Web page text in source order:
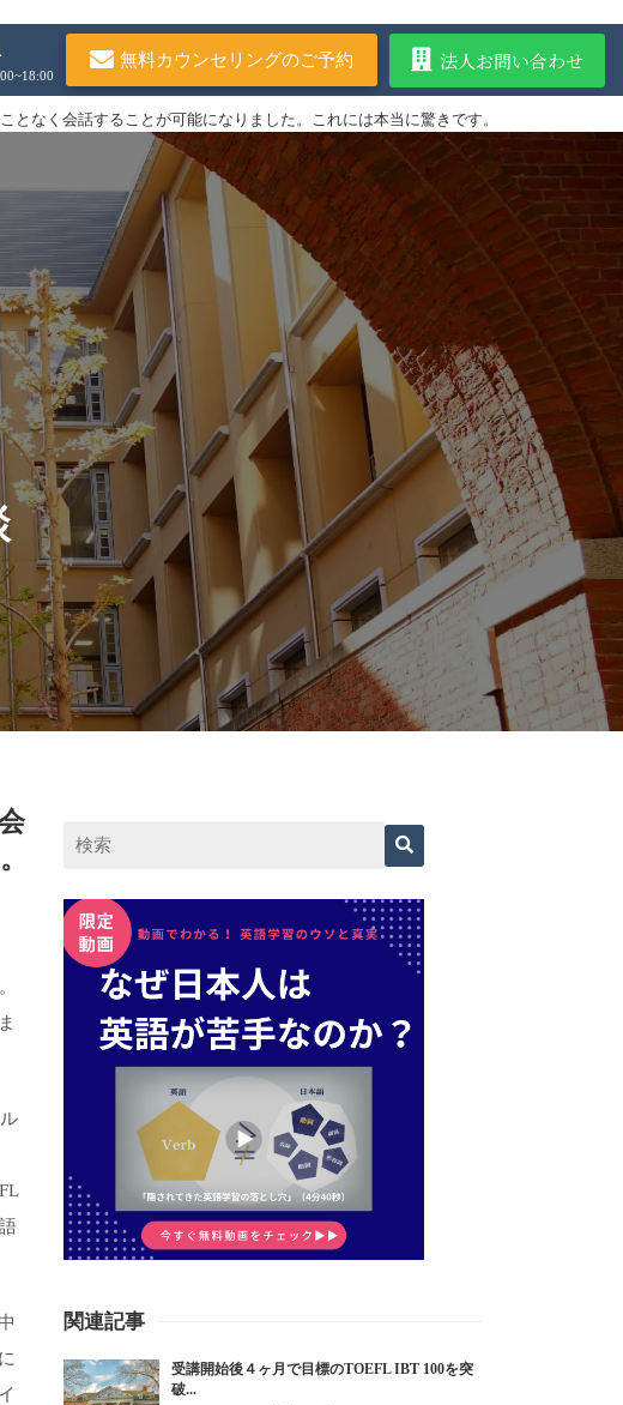
無料カウンセリングのご予約 法人お問い合わせ
となく会話することが可能になりました。これには本当に驚きです。
関連記事
受講開始後４ヶ月で目標のTOEFL IBT 100を突
破...